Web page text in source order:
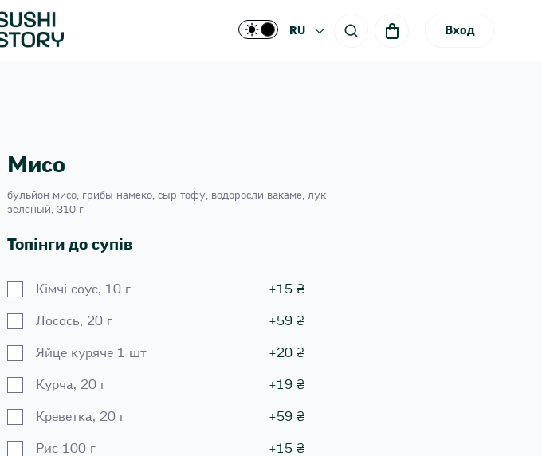
RU Вход
Мисо
бульйон мисо, грибы намеко, сыр тофу, водоросли вакаме, лук
зеленый, 310 г
Топінги до супів
Кiмчi соус, 10 г +15 ₴
Лосось, 20 г +59 ₴
Яйце куряче 1 шт +20 ₴
Курча, 20 г +19 ₴
Креветка, 20 г +59 ₴
Рис 100 г +15 ₴